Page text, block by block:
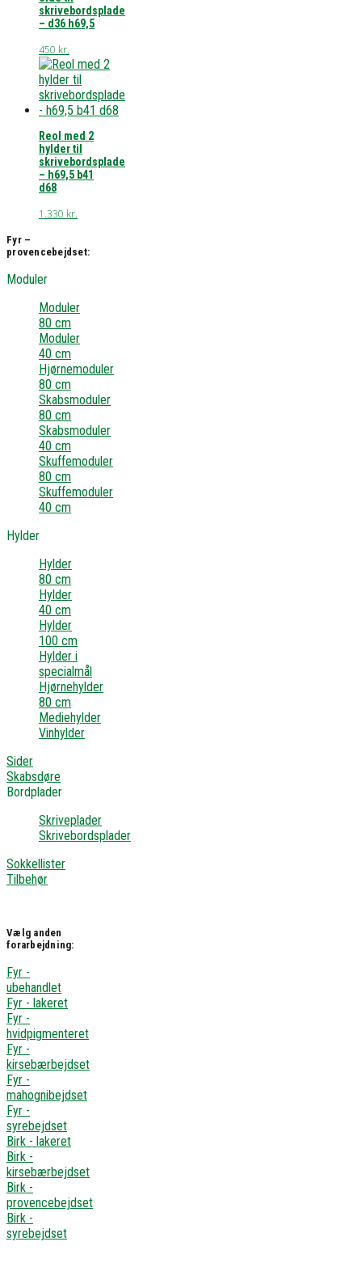
skrivebordsplade
– d36 h69,5
450 kr.
Reol med 2
hylder til
skrivebordsplade
– h69,5 b41
d68
1.330 kr.
Fyr –
provencebejdset:
Moduler
Moduler
80 cm
Moduler
40 cm
Hjørnemoduler
80 cm
Skabsmoduler
80 cm
Skabsmoduler
40 cm
Skuffemoduler
80 cm
Skuffemoduler
40 cm
Hylder
Hylder
80 cm
Hylder
40 cm
Hylder
100 cm
Hylder i
specialmål
Hjørnehylder
80 cm
Mediehylder
Vinhylder
Sider
Skabsdøre
Bordplader
Skriveplader
Skrivebordsplader
Sokkellister
Tilbehør
Vælg anden
forarbejdning:
Fyr -
ubehandlet
Fyr - lakeret
Fyr -
hvidpigmenteret
Fyr -
kirsebærbejdset
Fyr -
mahognibejdset
Fyr -
syrebejdset
Birk - lakeret
Birk -
kirsebærbejdset
Birk -
provencebejdset
Birk -
syrebejdset